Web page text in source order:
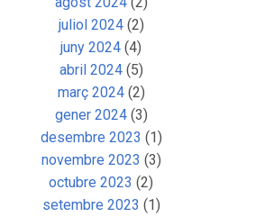
juliol 2024(2)
juny 2024 (4)
abril 2024(5)
març 2024(2)
gener 2024(3)
desembre 2023 (1)
novembre 2023 (3)
octubre 2023 (2)
setembre 2023 (1)